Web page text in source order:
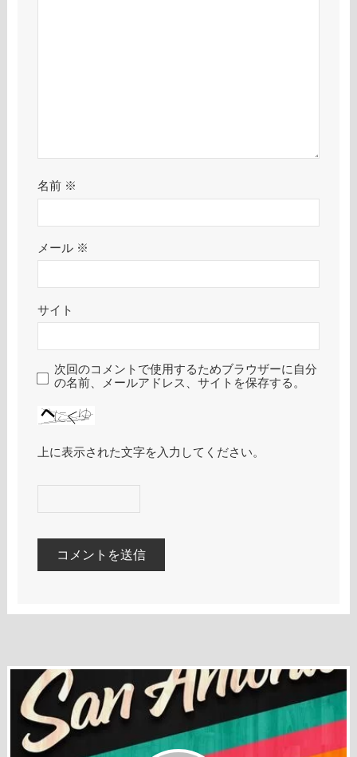
名前 ※
メール ※
サイト
次回のコメントで使用するためブラウザーに自分
の名前、メールアドレス、サイトを保存する。
上に表示された文字を入力してください。